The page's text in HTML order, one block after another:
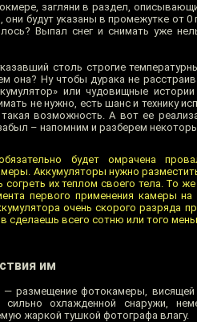
загляни в раздел,
будут указаны в промежутке от
Выпал снег и снимать уже
столь строгие
она? Ну чтобы дурака не
или чудовищные
не нужно, есть шанс и технику
возможность. А вот ее
– напомним и разберем
будет омрачена
Аккумуляторы нужно
их теплом своего тела. То
первого применения камеры
очень скорого разряда
сделаешь всего сотню или того
им
размещение фотокамеры,
сильно охлажденной снаружи,
жаркой тушкой фотографа влагу.